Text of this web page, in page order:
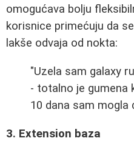
omogućava bolju
korisnice primećuju da
lakše odvaja od nokta:
"Uzela sam galaxy
- totalno je gumena
10 dana sam mogla
3. Extension baza